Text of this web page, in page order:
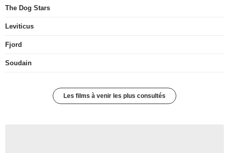
The Dog Stars
Leviticus
Fjord
Soudain
Les films à venir les plus consultés